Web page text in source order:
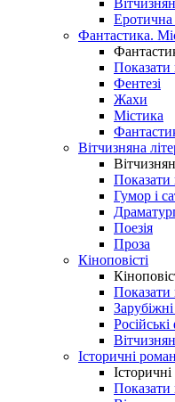
Еротична
Фантастика.
Показати
Фентезі
Жахи
Містика
Вітчизняна
Показати
Гумор і
Поезія
Проза
Кіноповісті
Показати
Історичні
Показати